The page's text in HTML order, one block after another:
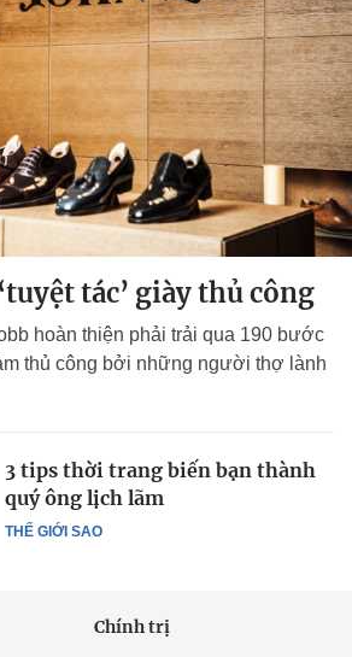
tác’ giày thủ công
hoàn thiện phải trải qua 190 bước
thủ công bởi những người thợ lành
THẾ GIỚI SAO
3 tips thời trang biến bạn thành
quý ông lịch lãm
Chính trị